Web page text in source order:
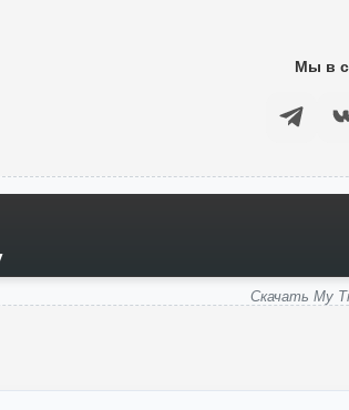
Мы в
Скачать My